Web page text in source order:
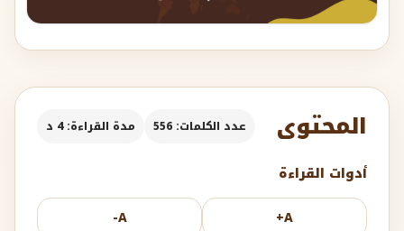
المحتوى عدد الكلمات: 556 مدة القراءة: 4 د
أدوات القراءة
A+
A-